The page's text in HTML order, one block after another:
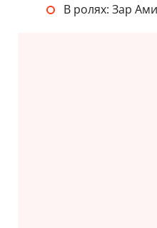
В ролях: Зар